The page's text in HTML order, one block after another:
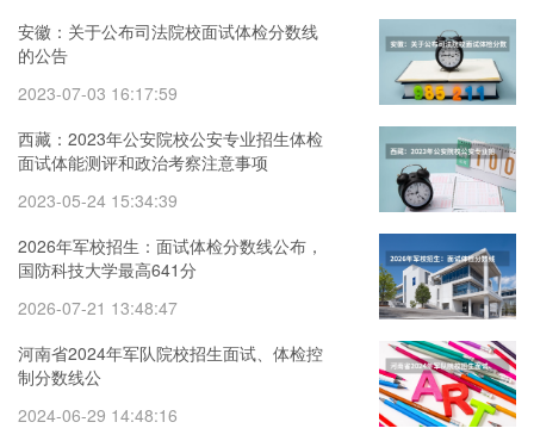
安徽：关于公布司法院校面试体检分数线
的公告
2023-07-03 16:17:59
西藏：2023年公安院校公安专业招生体检
面试体能测评和政治考察注意事项
2023-05-24 15:34:39
2026年军校招生：面试体检分数线公布，
国防科技大学最高641分
2026-07-21 13:48:47
河南省2024年军队院校招生面试、体检控
制分数线公
2024-06-29 14:48:16